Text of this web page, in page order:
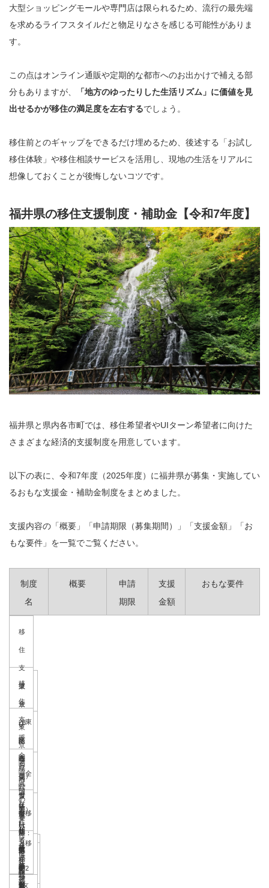
大型ショッピングモールや専門店は限られるため、流行の最先端
を求めるライフスタイルだと物足りなさを感じる可能性がありま
す。
この点はオンライン通販や定期的な都市へのお出かけで補える部
分もありますが、
「地方のゆったりした生活リズム」に価値を見
出せるかが移住の満足度を左右するでしょう。
移住前とのギャップをできるだけ埋めるため、後述する「お試し
移住体験」や移住相談サービスを活用し、現地の生活をリアルに
想像しておくことが後悔しないコツです。
福井県の移住支援制度・補助金【令和7年度】
福井県と県内各市町では、移住希望者やUIターン希望者に向けた
さまざまな経済的支援制度を用意しています。
以下の表に、令和7年度（2025年度）に福井県が募集・実施してい
るおもな支援金・補助金制度をまとめました。
支援内容の「概要」「申請期限（募集期間）」「支援金額」「お
もな要件」を一覧でご覧ください。
制度
名
概要
申請
期限
支援
金額
おもな要件
移
住
支
援
金
（東
京
圏
型）
東
京
23
区
在
住
ま
た
は
通
勤
者
随
時
受
付
（移
住
後
早
期
世
帯：
1
0
0
万
東
京2
3区
移
住
支
援
金
（全
国
型）
東
京
圏
型
の
要
件
に
該
随
時
受
付
（移
住
後
世
帯：
5
0
県
外
U
I
タ
ー
ン
就
活
等
交
通
県
外
在
住
者
が
福
令
和
7
年
4
上
限
お
試
し
テ
レ
ワ
ー
県
外
在
住
の
令
和
U
I
タ
ー
ン
県
内
就
移
住
サ